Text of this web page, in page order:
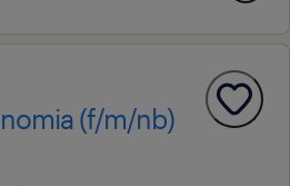
(f/m/nb)